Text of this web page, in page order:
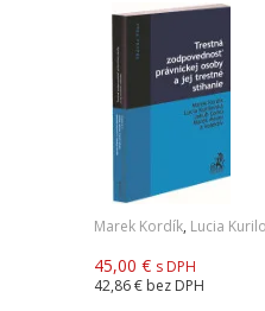
Marek Kordík, Lucia
45,00 € s DPH
42,86 € bez DPH